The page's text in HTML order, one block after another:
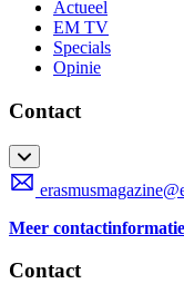
Actueel
EM TV
Specials
Opinie
Contact
Meer contactinformatie
Contact